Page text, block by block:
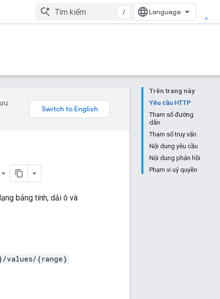
/
Trên trang này
Yêu cầu HTTP
Tham số đường
dẫn
Tham số truy vấn
Nội dung yêu cầu
Nội dung phản hồi
Phạm vi uỷ quyền
bảng tính, dải ô và
values/{range}